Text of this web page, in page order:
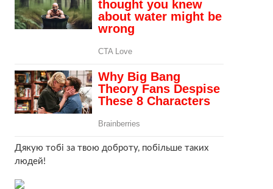
Дякую тобі за твою доброту, побільше таких
людей!